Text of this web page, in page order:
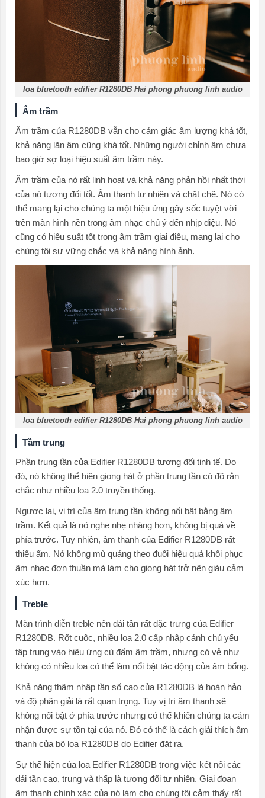
loa bluetooth edifier R1280DB Hai phong phuong linh audio
Âm trầm
Âm trầm của R1280DB vẫn cho cảm giác âm lượng khá tốt,
khả năng lặn âm cũng khá tốt. Những người chỉnh âm chưa
bao giờ sợ loại hiệu suất âm trầm này.
Âm trầm của nó rất linh hoạt và khả năng phản hồi nhất thời
của nó tương đối tốt. Âm thanh tự nhiên và chặt chẽ. Nó có
thể mang lại cho chúng ta một hiệu ứng gây sốc tuyệt vời
trên màn hình nền trong âm nhạc chú ý đến nhịp điệu. Nó
cũng có hiệu suất tốt trong âm trầm giai điệu, mang lại cho
chúng tôi sự vững chắc và khả năng hình ảnh.
loa bluetooth edifier R1280DB Hai phong phuong linh audio
Tầm trung
Phần trung tần của Edifier R1280DB tương đối tinh tế. Do
đó, nó không thể hiện giọng hát ở phần trung tần có độ rắn
chắc như nhiều loa 2.0 truyền thống.
Ngược lại, vị trí của âm trung tần không nổi bật bằng âm
trầm. Kết quả là nó nghe nhẹ nhàng hơn, không bị quá về
phía trước. Tuy nhiên, âm thanh của Edifier R1280DB rất
thiếu ẩm. Nó không mù quáng theo đuổi hiệu quả khôi phục
âm nhạc đơn thuần mà làm cho giọng hát trở nên giàu cảm
xúc hơn.
Treble
Màn trình diễn treble nên dải tần rất đặc trưng của Edifier
R1280DB. Rốt cuộc, nhiều loa 2.0 cấp nhập cảnh chủ yếu
tập trung vào hiệu ứng cú đấm âm trầm, nhưng có vẻ như
không có nhiều loa có thể làm nổi bật tác động của âm bổng.
Khả năng thâm nhập tần số cao của R1280DB là hoàn hảo
và độ phân giải là rất quan trọng. Tuy vị trí âm thanh sẽ
không nổi bật ở phía trước nhưng có thể khiến chúng ta cảm
nhận được sự tồn tại của nó. Đó có thể là cách giải thích âm
thanh của bộ loa R1280DB do Edifier đặt ra.
Sự thể hiện của loa Edifier R1280DB trong việc kết nối các
dải tần cao, trung và thấp là tương đối tự nhiên. Giai đoạn
âm thanh chính xác của nó làm cho chúng tôi cảm thấy rất